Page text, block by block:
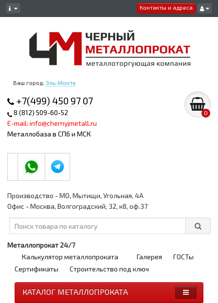
Контакты и адреса
Ваш город: Эль-Монте
+7(499) 450 97 07
8 (812) 509-60-52
E-mail: info@chernyjmetall.ru
Металлобаза в СПб и МСК
0
Производство - МО, Мытищи, Угольная, 4А
Офис - Москва, Волгоградский, 32, к8, оф.37
Металлопрокат 24/7
Калькулятор металлопроката
Галерея
ГОСТы
Сертификаты
Строительство под ключ
КАТАЛОГ МЕТАЛЛОПРОКАТА